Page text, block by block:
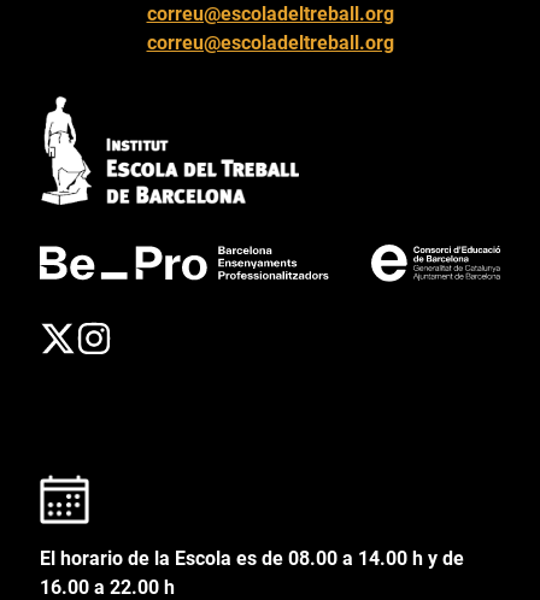
correu@escoladeltreball.org
correu@escoladeltreball.org
El horario de la Escola es de 08.00 a 14.00 h y de
16.00 a 22.00 h